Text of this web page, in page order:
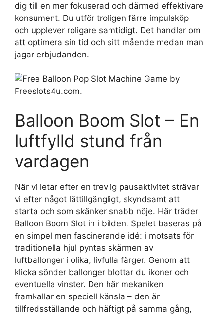
dig till en mer fokuserad och därmed effektivare
konsument. Du utför troligen färre impulsköp
och upplever roligare samtidigt. Det handlar om
att optimera sin tid och sitt mående medan man
jagar erbjudanden.
Balloon Boom Slot – En
luftfylld stund från
vardagen
När vi letar efter en trevlig pausaktivitet strävar
vi efter något lättillgängligt, skyndsamt att
starta och som skänker snabb nöje. Här träder
Balloon Boom Slot in i bilden. Spelet baseras på
en simpel men fascinerande idé: i motsats för
traditionella hjul pyntas skärmen av
luftballonger i olika, livfulla färger. Genom att
klicka sönder ballonger blottar du ikoner och
eventuella vinster. Den här mekaniken
framkallar en speciell känsla – den är
tillfredsställande och häftigt på samma gång,